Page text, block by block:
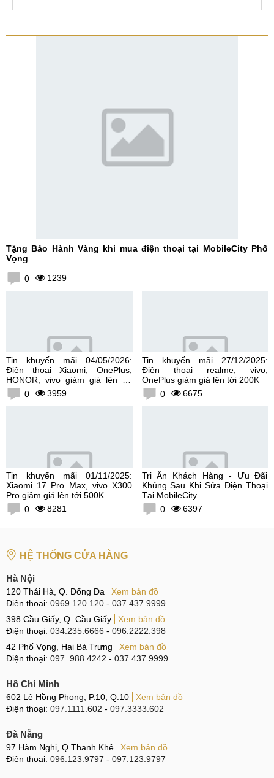
Tặng Bảo Hành Vàng khi mua điện thoại tại MobileCity Phố
Vọng
0 1239
Tin khuyến mãi 04/05/2026:
Điện thoại Xiaomi, OnePlus,
HONOR, vivo giảm giá lên tới
300K0 3959
Tin khuyến mãi 27/12/2025:
Điện thoại realme, vivo,
OnePlus giảm giá lên tới 200K
0
6675
Tin khuyến mãi 01/11/2025:
Xiaomi 17 Pro Max, vivo X300
Pro giảm giá lên tới 500K
0
8281
Tri Ân Khách Hàng - Ưu Đãi
Khủng Sau Khi Sửa Điện Thoại
Tại MobileCity
0
6397
HỆ THỐNG CỬA HÀNG
Hà Nội
120 Thái Hà, Q. Đống Đa
Xem bản đồ
Điện thoại: 0969.120.120 - 037.437.9999
398 Cầu Giấy, Q. Cầu Giấy
Xem bản đồ
Điện thoại: 034.235.6666 - 096.2222.398
42 Phố Vọng, Hai Bà Trưng
Xem bản đồ
Điện thoại: 097. 988.4242 - 037.437.9999
Hồ Chí Minh
602 Lê Hồng Phong, P.10, Q.10
Xem bản đồ
Điện thoại: 097.1111.602 - 097.3333.602
Đà Nẵng
97 Hàm Nghi, Q.Thanh Khê
Xem bản đồ
Điện thoại: 096.123.9797 - 097.123.9797